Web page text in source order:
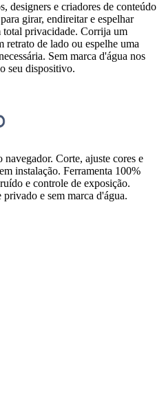
designers e criadores de conteúdo
girar, endireitar e espelhar
privacidade. Corrija um
retrato de lado ou espelhe uma
Sem marca d'água nos
seu dispositivo.
Corte, ajuste cores e
instalação. Ferramenta 100%
e controle de exposição.
e sem marca d'água.